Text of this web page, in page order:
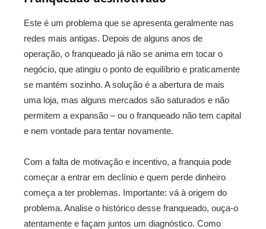
Este é um problema que se apresenta geralmente nas
redes mais antigas. Depois de alguns anos de
operação, o franqueado já não se anima em tocar o
negócio, que atingiu o ponto de equilíbrio e praticamente
se mantém sozinho. A solução é a abertura de mais
uma loja, mas alguns mercados são saturados e não
permitem a expansão – ou o franqueado não tem capital
e nem vontade para tentar novamente.
Com a falta de motivação e incentivo, a franquia pode
começar a entrar em declínio e quem perde dinheiro
começa a ter problemas. Importante: vá à origem do
problema. Analise o histórico desse franqueado, ouça-o
atentamente e façam juntos um diagnóstico. Como